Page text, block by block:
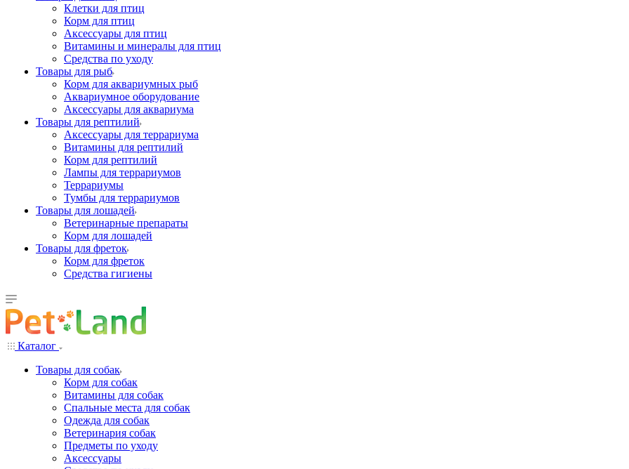
Клетки для птиц
Корм для птиц
Аксессуары для птиц
Витамины и минералы для птиц
Средства по уходу
Товары для рыб
Корм для аквариумных рыб
Аквариумное оборудование
Аксессуары для аквариума
Товары для рептилий
Аксессуары для террариума
Витамины для рептилий
Корм для рептилий
Лампы для террариумов
Террариумы
Тумбы для террариумов
Товары для лошадей
Ветеринарные препараты
Корм для лошадей
Товары для фреток
Корм для фреток
Средства гигиены
Каталог
Товары для собак
Корм для собак
Витамины для собак
Спальные места для собак
Одежда для собак
Ветеринария собак
Предметы по уходу
Аксессуары